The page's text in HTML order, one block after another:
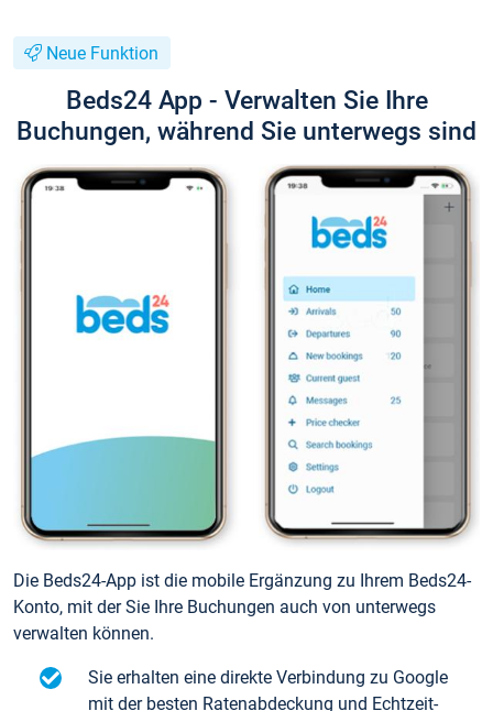
Neue Funktion
Beds24 App - Verwalten Sie Ihre
Buchungen, während Sie unterwegs sind
Die Beds24-App ist die mobile Ergänzung zu Ihrem Beds24-
Konto, mit der Sie Ihre Buchungen auch von unterwegs
verwalten können.
Sie erhalten eine direkte Verbindung zu Google
mit der besten Ratenabdeckung und Echtzeit-